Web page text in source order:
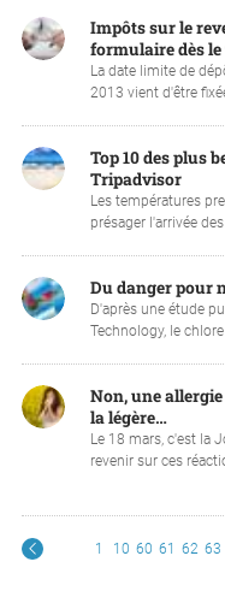
Impôts sur le
formulaire dès
La date limite de
2013 vient d'être
Top 10 des plus
Tripadvisor
Les températures
présager l'arrivée
Du danger pour
D'après une étude
Technology, le
Non, une
la légère…
Le 18 mars, c'est la
revenir sur ces
1 10 60 61 62 63